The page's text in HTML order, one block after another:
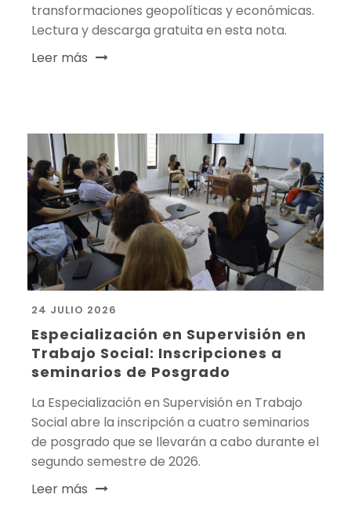
transformaciones geopolíticas y económicas.
Lectura y descarga gratuita en esta nota.
Leer más
24 JULIO 2026
Especialización en Supervisión en
Trabajo Social: Inscripciones a
seminarios de Posgrado
La Especialización en Supervisión en Trabajo
Social abre la inscripción a cuatro seminarios
de posgrado que se llevarán a cabo durante el
segundo semestre de 2026.
Leer más